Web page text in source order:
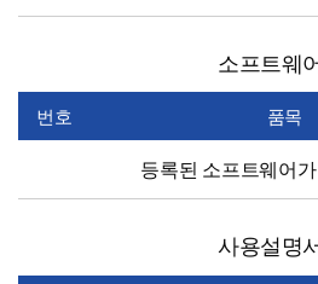
소프트웨
번호 품목
등록된 소프트웨어
사용설명